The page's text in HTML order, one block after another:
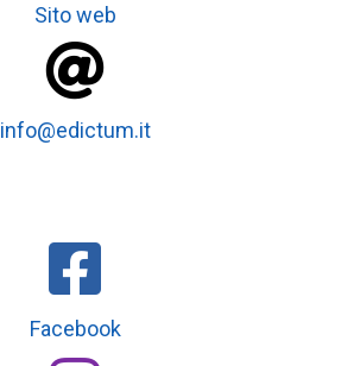
Sito web
info@edictum.it
Facebook